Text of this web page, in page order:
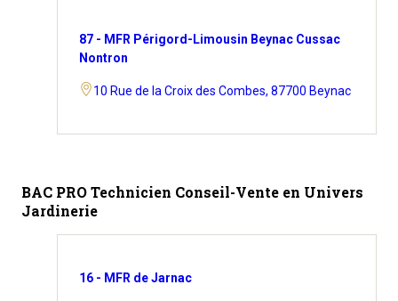
87 - MFR Périgord-Limousin Beynac Cussac
Nontron
10 Rue de la Croix des Combes, 87700 Beynac
BAC PRO Technicien Conseil-Vente en Univers
Jardinerie
16 - MFR de Jarnac